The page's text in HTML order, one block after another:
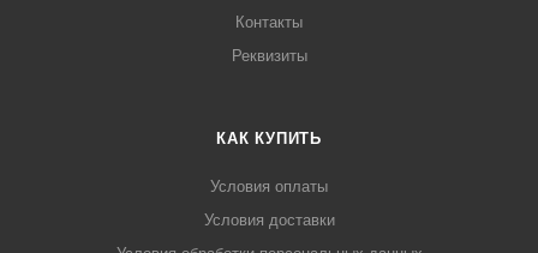
Контакты
Реквизиты
КАК КУПИТЬ
Условия оплаты
Условия доставки